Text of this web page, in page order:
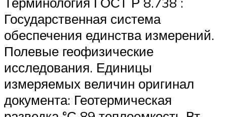
Государственная система
обеспечения единства измерений.
Полевые геофизические
исследования. Единицы
измеряемых величин оригинал
документа: Геотермическая